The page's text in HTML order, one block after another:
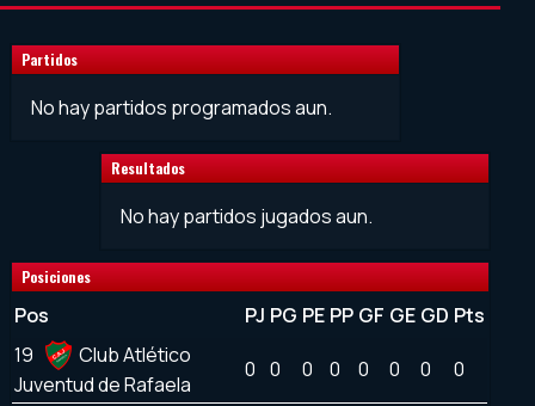
Partidos
No hay partidos programados aun.
Resultados
No hay partidos jugados aun.
Posiciones
Pos PJ PG PE PP GF GE GD Pts
19
Club Atlético
Juventud de Rafaela
0 0 0 0 0 0 0
0